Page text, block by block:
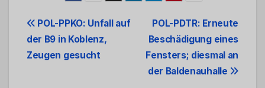
Beitrags-
Navigation
POL-PDTR: Erneute
Beschädigung eines
Fensters; diesmal an
der Baldenauhalle
POL-PPKO: Unfall auf
der B9 in Koblenz,
Zeugen gesucht